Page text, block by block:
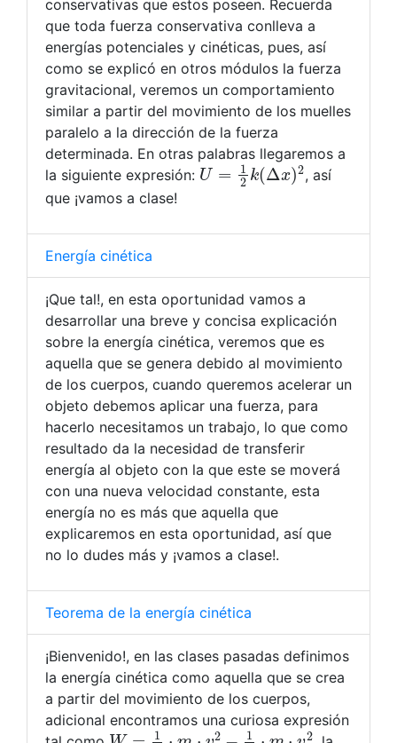
conservativas que estos poseen. Recuerda
que toda fuerza conservativa conlleva a
energías potenciales y cinéticas, pues, así
como se explicó en otros módulos la fuerza
gravitacional, veremos un comportamiento
similar a partir del movimiento de los muelles
paralelo a la dirección de la fuerza
determinada. En otras palabras llegaremos a
la siguiente expresión: U=12k( Δx)2 , así
que ¡vamos a clase!
Energía cinética
¡Que tal!, en esta oportunidad vamos a
desarrollar una breve y concisa explicación
sobre la energía cinética, veremos que es
aquella que se genera debido al movimiento
de los cuerpos, cuando queremos acelerar un
objeto debemos aplicar una fuerza, para
hacerlo necesitamos un trabajo, lo que como
resultado da la necesidad de transferir
energía al objeto con la que este se moverá
con una nueva velocidad constante, esta
energía no es más que aquella que
explicaremos en esta oportunidad, así que
no lo dudes más y ¡vamos a clase!.
Teorema de la energía cinética
¡Bienvenido!, en las clases pasadas definimos
la energía cinética como aquella que se crea
a partir del movimiento de los cuerpos,
adicional encontramos una curiosa expresión
W=12⋅m⋅vf2−1 2⋅m⋅vi2